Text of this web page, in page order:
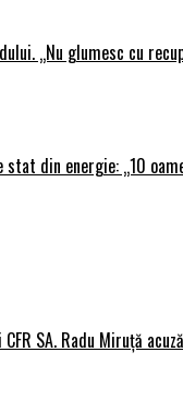
„Nu glumesc cu
din energie: „10
SA. Radu Miruță